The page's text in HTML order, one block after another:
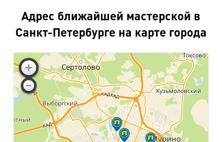
Адрес ближайшей мастерской в
Санкт-Петербурге на карте города